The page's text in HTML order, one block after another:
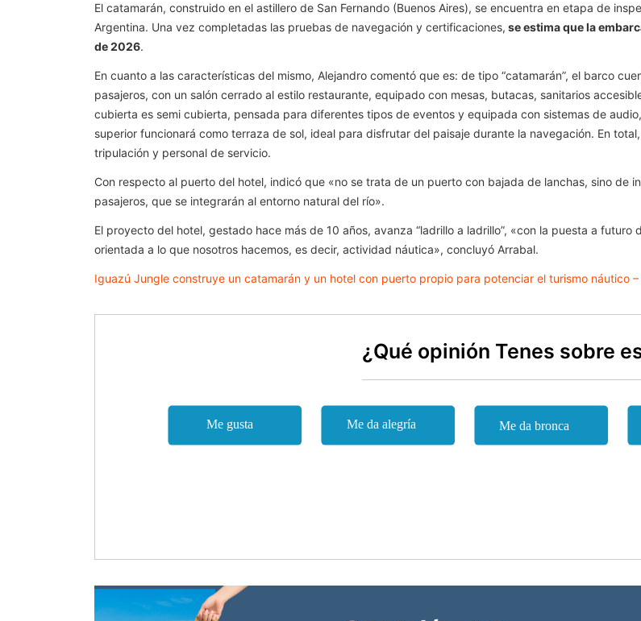
El catamarán, construido en el astillero de San Fernando (Buenos Aires), se encuentra en etapa de
Argentina. Una vez completadas las pruebas de navegación y certificaciones, se estima que la
de 2026.
En cuanto a las características del mismo, Alejandro comentó que es: de tipo “catamarán”, el barco
pasajeros, con un salón cerrado al estilo restaurante, equipado con mesas, butacas, sanitarios
cubierta es semi cubierta, pensada para diferentes tipos de eventos y equipada con sistemas de
superior funcionará como terraza de sol, ideal para disfrutar del paisaje durante la navegación. En
tripulación y personal de servicio.
Con respecto al puerto del hotel, indicó que «no se trata de un puerto con bajada de lanchas, sino de
pasajeros, que se integrarán al entorno natural del río».
El proyecto del hotel, gestado hace más de 10 años, avanza “ladrillo a ladrillo”, «con la puesta a
orientada a lo que nosotros hacemos, es decir, actividad náutica», concluyó Arrabal.
Iguazú Jungle construye un catamarán y un hotel con puerto propio para potenciar el turismo náutico –
¿Qué opinión Tenes sobre